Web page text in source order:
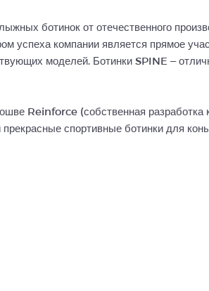
ботинок от отечественного
успеха компании является прямое
моделей. Ботинки SPINE –
Reinforce (собственная разработка
спортивные ботинки для